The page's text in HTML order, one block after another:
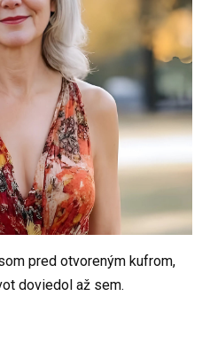
pred otvoreným kufrom,
doviedol až sem.